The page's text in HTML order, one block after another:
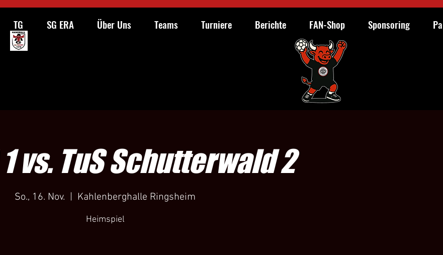
TG SG ERA Über Uns Teams Turniere Berichte FAN-Shop Sponsoring
1 vs. TuS Schutterwald 2
So., 16. Nov.
  |
Kahlenberghalle Ringsheim
Heimspiel